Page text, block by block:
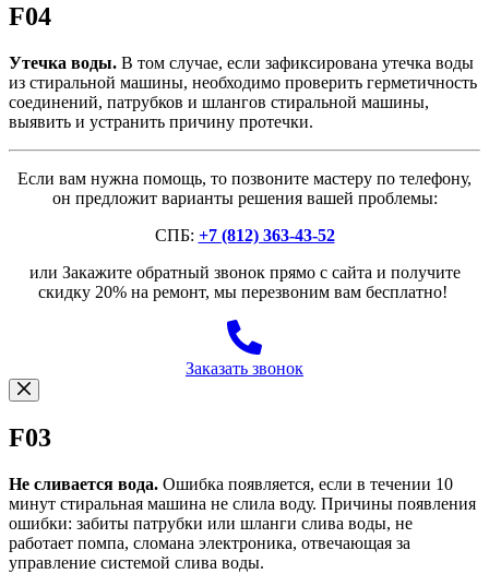
F04
Утечка воды. В том случае, если зафиксирована утечка воды
из стиральной машины, необходимо проверить герметичность
соединений, патрубков и шлангов стиральной машины,
выявить и устранить причину протечки.
Если вам нужна помощь, то позвоните мастеру по телефону,
он предложит варианты решения вашей проблемы:
СПБ: +7 (812) 363-43-52
или Закажите обратный звонок прямо с сайта и получите
скидку 20% на ремонт, мы перезвоним вам бесплатно!
Заказать звонок
F03
Не сливается вода. Ошибка появляется, если в течении 10
минут стиральная машина не слила воду. Причины появления
ошибки: забиты патрубки или шланги слива воды, не
работает помпа, сломана электроника, отвечающая за
управление системой слива воды.